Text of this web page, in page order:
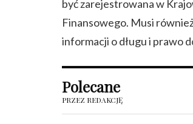
być zarejestrowana w
Finansowego. Musi
informacji o długu i prawo
Polecane
PRZEZ REDAKCJĘ